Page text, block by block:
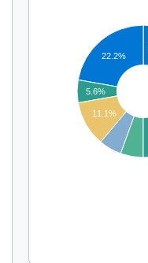
22.2%
5.6%
11.1%